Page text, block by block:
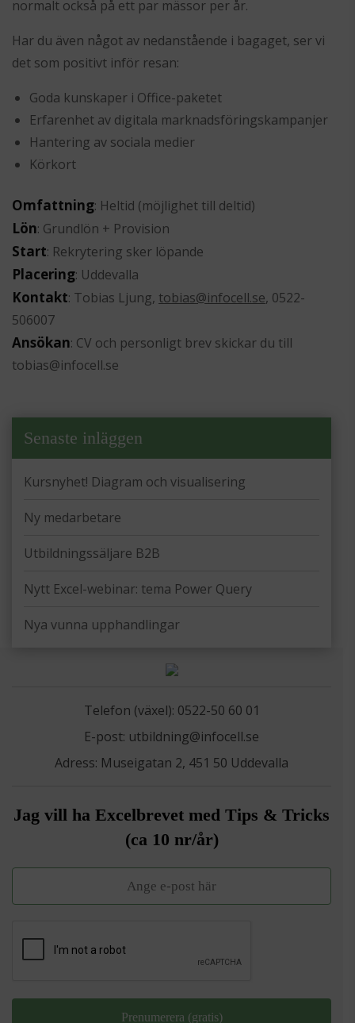
normalt också på ett par mässor per år.
Har du även något av nedanstående i bagaget, ser vi
det som positivt inför resan:
Goda kunskaper i Office-paketet
Erfarenhet av digitala marknadsföringskampanjer
Hantering av sociala medier
Körkort
Omfattning: Heltid (möjlighet till deltid)
Lön: Grundlön + Provision
Start: Rekrytering sker löpande
Placering: Uddevalla
Kontakt: Tobias Ljung, tobias@infocell.se, 0522-
506007
Ansökan: CV och personligt brev skickar du till
tobias@infocell.se
Senaste inläggen
Kursnyhet! Diagram och visualisering
Ny medarbetare
Utbildningssäljare B2B
Nytt Excel-webinar: tema Power Query
Nya vunna upphandlingar
Telefon (växel): 0522-50 60 01
E-post: utbildning@infocell.se
Adress: Museigatan 2, 451 50 Uddevalla
Jag vill ha Excelbrevet med Tips & Tricks
(ca 10 nr/år)
Prenumerera (gratis)